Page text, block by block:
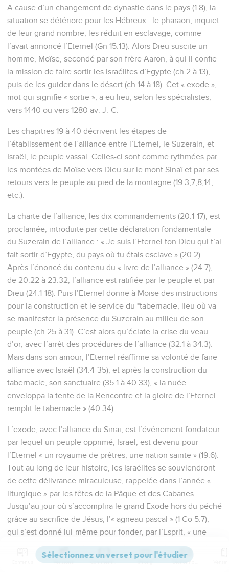
A cause d’un changement de dynastie dans le pays (1.8), la
situation se détériore pour les Hébreux : le pharaon, inquiet
de leur grand nombre, les réduit en esclavage, comme
l’avait annoncé l’Eternel (Gn 15.13). Alors Dieu suscite un
homme, Moïse, secondé par son frère Aaron, à qui il confie
la mission de faire sortir les Israélites d’Egypte (ch.2 à 13),
puis de les guider dans le désert (ch.14 à 18). Cet « exode »,
mot qui signifie « sortie », a eu lieu, selon les spécialistes,
vers 1440 ou vers 1280 av. J.-C.
Les chapitres 19 à 40 décrivent les étapes de
l’établissement de l’alliance entre l’Eternel, le Suzerain, et
Israël, le peuple vassal. Celles-ci sont comme rythmées par
les montées de Moïse vers Dieu sur le mont Sinaï et par ses
retours vers le peuple au pied de la montagne (19.3,7,8,14,
etc.).
La charte de l’alliance, les dix commandements (20.1-17), est
proclamée, introduite par cette déclaration fondamentale
du Suzerain de l’alliance : « Je suis l’Eternel ton Dieu qui t’ai
fait sortir d’Egypte, du pays où tu étais esclave » (20.2).
Après l’énoncé du contenu du « livre de l’alliance » (24.7),
de 20.22 à 23.32, l’alliance est ratifiée par le peuple et par
Dieu (24.1-18). Puis l’Eternel donne à Moïse des instructions
pour la construction et le service du *tabernacle, lieu où va
se manifester la présence du Suzerain au milieu de son
peuple (ch.25 à 31). C’est alors qu’éclate la crise du veau
d’or, avec l’arrêt des procédures de l’alliance (32.1 à 34.3).
Mais dans son amour, l’Eternel réaffirme sa volonté de faire
alliance avec Israël (34.4-35), et après la construction du
tabernacle, son sanctuaire (35.1 à 40.33), « la nuée
enveloppa la tente de la Rencontre et la gloire de l’Eternel
remplit le tabernacle » (40.34).
L’exode, avec l’alliance du Sinaï, est l’événement fondateur
par lequel un peuple opprimé, Israël, est devenu pour
l’Eternel « un royaume de prêtres, une nation sainte » (19.6).
Tout au long de leur histoire, les Israélites se souviendront
de cette délivrance miraculeuse, rappelée dans l’année «
liturgique » par les fêtes de la Pâque et des Cabanes.
Jusqu’au jour où s’accomplira le grand Exode hors du péché
grâce au sacrifice de Jésus, l’« agneau pascal » (1 Co 5.7),
qui s’est donné lui-même pour fonder, par l’Esprit, « une
communauté de rois-prêtres » et « une nation sainte » :
l’Eglise (1 P 2.9).
Versions Commentaires Strong